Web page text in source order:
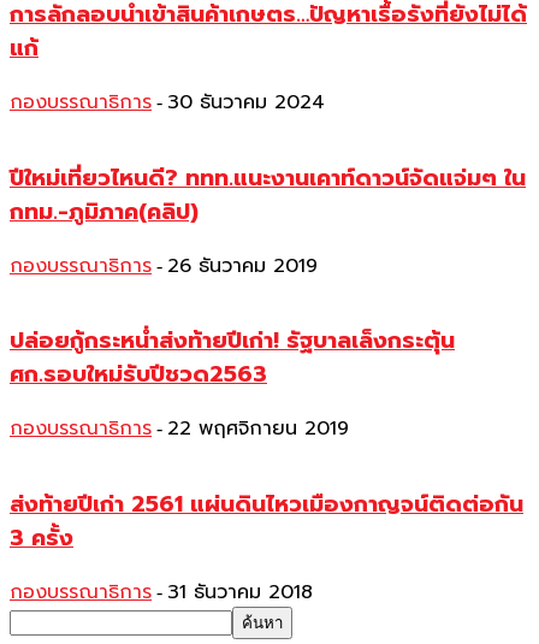
การลักลอบนำเข้าสินค้าเกษตร…ปัญหาเรื้อรังที่ยังไม่ได้
แก้
กองบรรณาธิการ - 30 ธันวาคม 2024
ปีใหม่เที่ยวไหนดี? ททท.แนะงานเคาท์ดาวน์จัดแจ่มๆ ใน
กทม.-ภูมิภาค(คลิป)
กองบรรณาธิการ - 26 ธันวาคม 2019
ปล่อยกู้กระหน่ำส่งท้ายปีเก่า! รัฐบาลเล็งกระตุ้น
ศก.รอบใหม่รับปีชวด2563
กองบรรณาธิการ - 22 พฤศจิกายน 2019
ส่งท้ายปีเก่า 2561 แผ่นดินไหวเมืองกาญจน์ติดต่อกัน
3 ครั้ง
กองบรรณาธิการ - 31 ธันวาคม 2018